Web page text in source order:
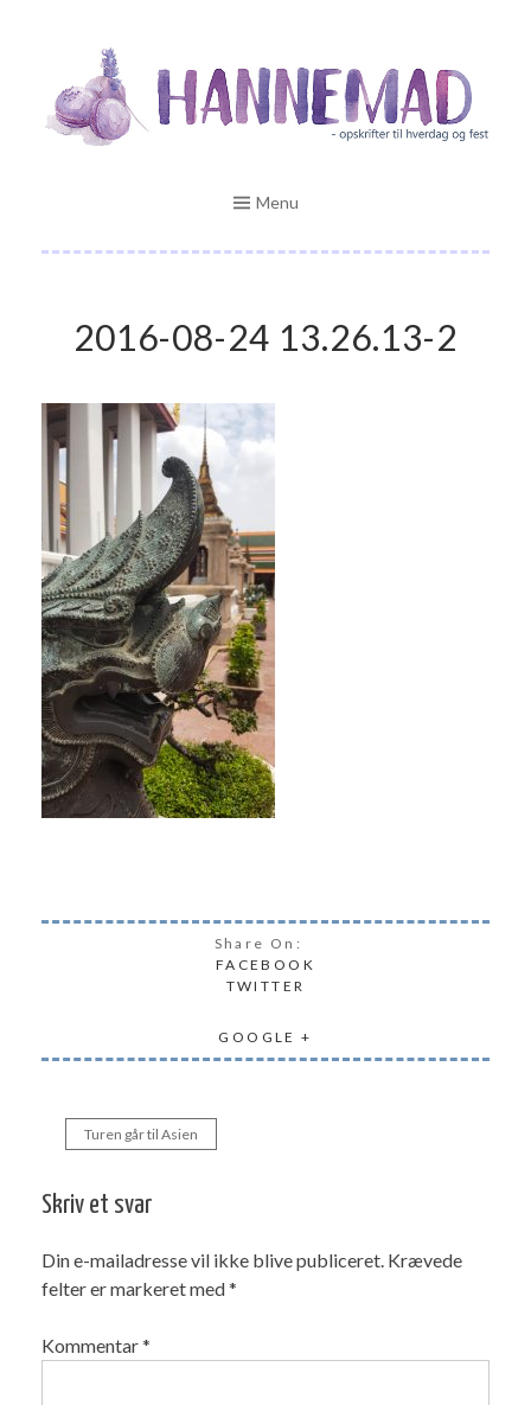
content
HANNEMAD.DK
Opskrifter til hverdag og fest
Menu
2016-08-24 13.26.13-2
Share On:
FACEBOOK
TWITTER
GOOGLE +
Indlægsnavigation
Turen går til Asien
Skriv et svar
Din e-mailadresse vil ikke blive publiceret. Krævede
felter er markeret med*
Kommentar*